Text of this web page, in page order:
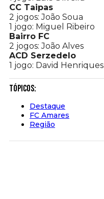
CC Taipas
2 jogos: João Soua
1 jogo: Miguel Ribeiro
Bairro FC
2 jogos: João Alves
ACD Serzedelo
1 jogo: David Henriques
Tópicos:
Destaque
FC Amares
Região